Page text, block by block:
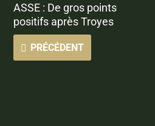
ASSE : De gros points
positifs après Troyes
PRÉCÉDENT